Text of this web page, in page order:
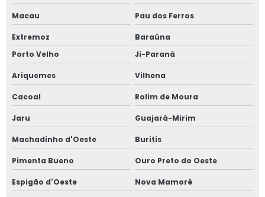
Macau Pau dos Ferros
Extremoz
Baraúna
Porto Velho
Ji-Paraná
Ariquemes Vilhena
Cacoal Rolim de Moura
Jaru Guajará-Mirim
Machadinho d'Oeste Buritis
Pimenta Bueno Ouro Preto do Oeste
Espigão d'Oeste Nova Mamoré